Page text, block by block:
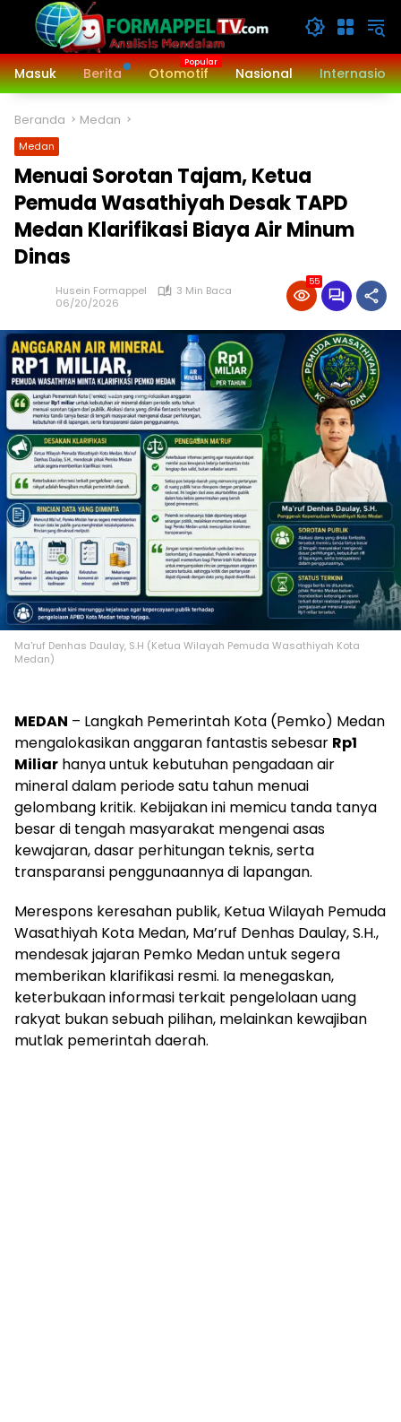
Langsung
konten
Masuk
Berita Otomotif Nasional
Beranda Medan
Medan
Menuai Sorotan Tajam, Ketua
Pemuda Wasathiyah Desak TAPD
Medan Klarifikasi Biaya Air Minum
Dinas
Husein Formappel
3 Min Baca
06/20/2026
55
Ma'ruf Denhas Daulay, S.H (Ketua Wilayah Pemuda Wasathiyah Kota
Medan)
MEDAN – Langkah Pemerintah Kota (Pemko) Medan
mengalokasikan anggaran fantastis sebesar Rp1
Miliar hanya untuk kebutuhan pengadaan air
mineral dalam periode satu tahun menuai
gelombang kritik. Kebijakan ini memicu tanda tanya
besar di tengah masyarakat mengenai asas
kewajaran, dasar perhitungan teknis, serta
transparansi penggunaannya di lapangan.
Merespons keresahan publik, Ketua Wilayah Pemuda
Wasathiyah Kota Medan, Ma’ruf Denhas Daulay, S.H.,
mendesak jajaran Pemko Medan untuk segera
memberikan klarifikasi resmi. Ia menegaskan,
keterbukaan informasi terkait pengelolaan uang
rakyat bukan sebuah pilihan, melainkan kewajiban
mutlak pemerintah daerah.